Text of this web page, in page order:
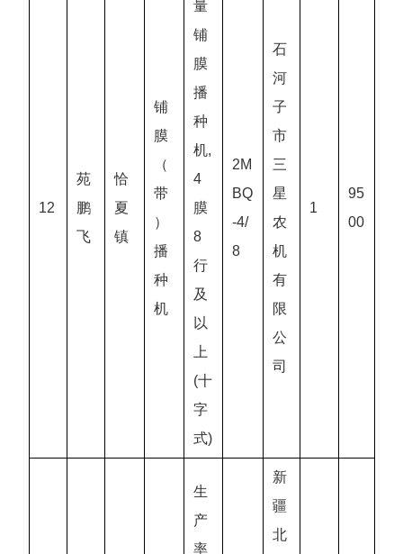
12
苑
鹏
飞
恰
夏
镇
铺
膜
（
带
）
播
种
机
量
铺
膜
播
种
机,
4
膜
8
行
及
以
上
(十
字
式)
2M
BQ
-4/
8
石
河
子
市
三
星
农
机
有
限
公
司
1
95
00
生
产
率
新
疆
北